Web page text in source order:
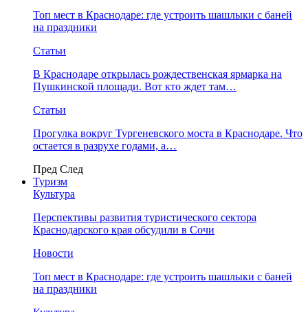
Топ мест в Краснодаре: где устроить шашлыки с баней
на праздники
Статьи
В Краснодаре открылась рождественская ярмарка на
Пушкинской площади. Вот кто ждет там…
Статьи
Прогулка вокруг Тургеневского моста в Краснодаре. Что
остается в разрухе годами, а…
Пред След
Туризм
Культура
Перспективы развития туристического сектора
Краснодарского края обсудили в Сочи
Новости
Топ мест в Краснодаре: где устроить шашлыки с баней
на праздники